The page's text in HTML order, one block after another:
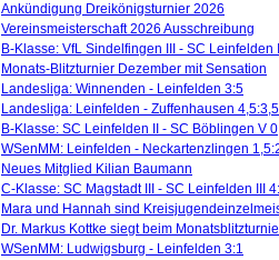
Ankündigung Dreikönigsturnier 2026
Vereinsmeisterschaft 2026 Ausschreibung
B-Klasse: VfL Sindelfingen III - SC Leinfelden
Monats-Blitzturnier Dezember mit Sensation
Landesliga: Winnenden - Leinfelden 3:5
Landesliga: Leinfelden - Zuffenhausen 4,5:3,5
B-Klasse: SC Leinfelden II - SC Böblingen V
WSenMM: Leinfelden - Neckartenzlingen
Neues Mitglied Kilian Baumann
C-Klasse: SC Magstadt III - SC Leinfelden III
Mara und Hannah sind
Dr. Markus Kottke siegt beim
WSenMM: Ludwigsburg - Leinfelden 3:1